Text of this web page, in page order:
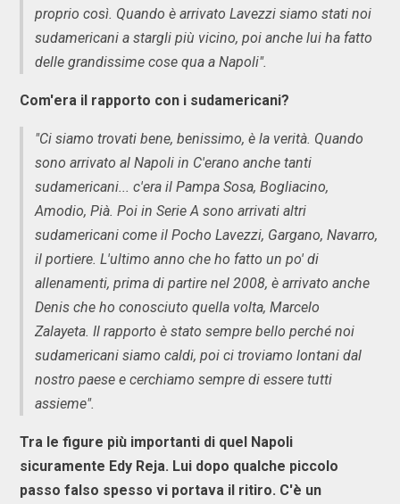
proprio così. Quando è arrivato Lavezzi siamo stati noi
sudamericani a stargli più vicino, poi anche lui ha fatto
delle grandissime cose qua a Napoli".
Com'era il rapporto con i sudamericani?
"Ci siamo trovati bene, benissimo, è la verità. Quando
sono arrivato al Napoli in C'erano anche tanti
sudamericani... c'era il Pampa Sosa, Bogliacino,
Amodio, Pià. Poi in Serie A sono arrivati altri
sudamericani come il Pocho Lavezzi, Gargano, Navarro,
il portiere. L'ultimo anno che ho fatto un po' di
allenamenti, prima di partire nel 2008, è arrivato anche
Denis che ho conosciuto quella volta, Marcelo
Zalayeta. Il rapporto è stato sempre bello perché noi
sudamericani siamo caldi, poi ci troviamo lontani dal
nostro paese e cerchiamo sempre di essere tutti
assieme".
Tra le figure più importanti di quel Napoli
sicuramente Edy Reja. Lui dopo qualche piccolo
passo falso spesso vi portava il ritiro. C'è un